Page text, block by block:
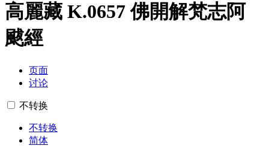
高麗藏 K.0657 佛開解梵志阿
颰經
页面
讨论
不转换
不转换
简体